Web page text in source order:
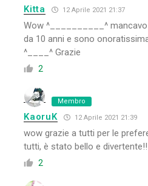
Kitta 12 Aprile 2021 21:37
Wow ^__________^
da 10 anni e sono
^____^ Grazie
2
Membro
KaoruK 12 Aprile 2021 21:39
wow grazie a tutti per le
tutti, è stato bello e divertente!!
2